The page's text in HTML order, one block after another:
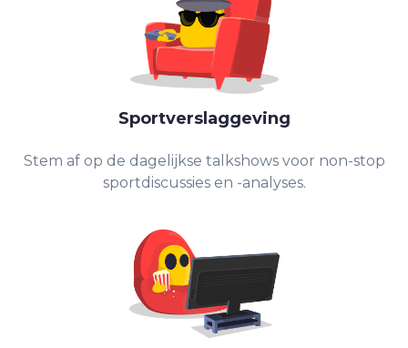
Sportverslaggeving
Stem af op de dagelijkse talkshows voor non-stop
sportdiscussies en -analyses.